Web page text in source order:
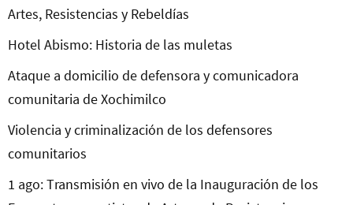
Artes, Resistencias y Rebeldías
Hotel Abismo: Historia de las muletas
Ataque a domicilio de defensora y comunicadora
comunitaria de Xochimilco
Violencia y criminalización de los defensores
comunitarios
1 ago: Transmisión en vivo de la Inauguración de los